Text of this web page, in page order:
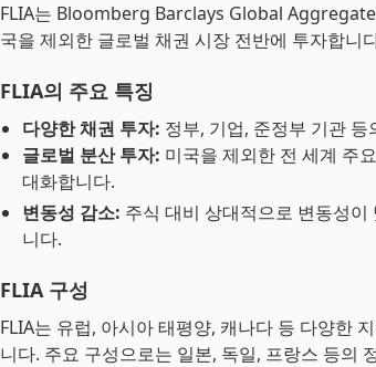
FLIA는 Bloomberg Barclays Global
국을 제외한 글로벌 채권 시장 전반에 투자합니
FLIA의 주요 특징
다양한 채권 투자: 정부, 기업, 준정부 기관
글로벌 분산 투자: 미국을 제외한 전 세계 주
대화합니다.
변동성 감소: 주식 대비 상대적으로 변동성
니다.
FLIA 구성
FLIA는 유럽, 아시아 태평양, 캐나다 등 다양한
니다. 주요 구성으로는 일본, 독일, 프랑스 등의